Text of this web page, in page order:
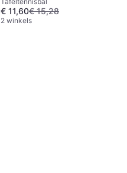
€ 11,60€ 15,28
2 winkels